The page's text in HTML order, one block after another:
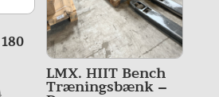
LMX. HIIT Bench
Træningsbænk –